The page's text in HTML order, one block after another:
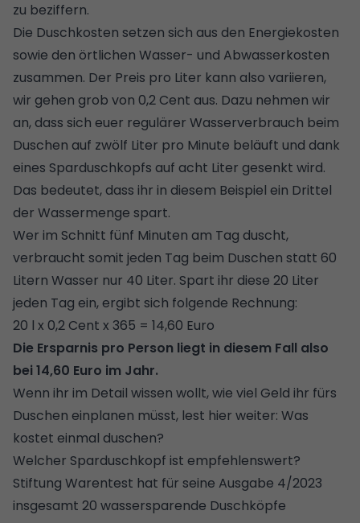
zu beziffern.
Die Duschkosten setzen sich aus den Energiekosten
sowie den örtlichen Wasser- und Abwasserkosten
zusammen. Der Preis pro Liter kann also variieren,
wir gehen grob von 0,2 Cent aus. Dazu nehmen wir
an, dass sich euer regulärer Wasserverbrauch beim
Duschen auf zwölf Liter pro Minute beläuft und dank
eines Sparduschkopfs auf acht Liter gesenkt wird.
Das bedeutet, dass ihr in diesem Beispiel ein Drittel
der Wassermenge spart.
Wer im Schnitt fünf Minuten am Tag duscht,
verbraucht somit jeden Tag beim Duschen statt 60
Litern Wasser nur 40 Liter. Spart ihr diese 20 Liter
jeden Tag ein, ergibt sich folgende Rechnung:
20 l x 0,2 Cent x 365 = 14,60 Euro
Die Ersparnis pro Person liegt in diesem Fall also
bei 14,60 Euro im Jahr.
Wenn ihr im Detail wissen wollt, wie viel Geld ihr fürs
Duschen einplanen müsst, lest hier weiter: Was
kostet einmal duschen?
Welcher Sparduschkopf ist empfehlenswert?
Stiftung Warentest hat für seine Ausgabe 4/2023
insgesamt 20 wasser­sparende Duschköpfe